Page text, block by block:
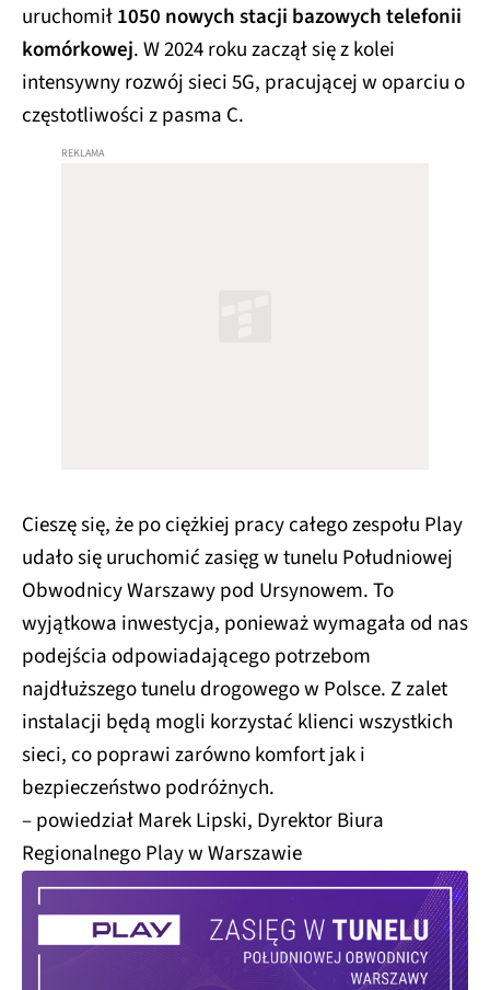
uruchomił1050 nowych stacji bazowych telefonii
komórkowej. W 2024 roku zaczął się z kolei
intensywny rozwój sieci 5G, pracującej w oparciu o
częstotliwości z pasma C.
Cieszę się, że po ciężkiej pracy całego zespołu Play
udało się uruchomić zasięg w tunelu Południowej
Obwodnicy Warszawy pod Ursynowem. To
wyjątkowa inwestycja, ponieważ wymagała od nas
podejścia odpowiadającego potrzebom
najdłuższego tunelu drogowego w Polsce. Z zalet
instalacji będą mogli korzystać klienci wszystkich
sieci, co poprawi zarówno komfort jak i
bezpieczeństwo podróżnych.
– powiedział Marek Lipski, Dyrektor Biura
Regionalnego Play w Warszawie